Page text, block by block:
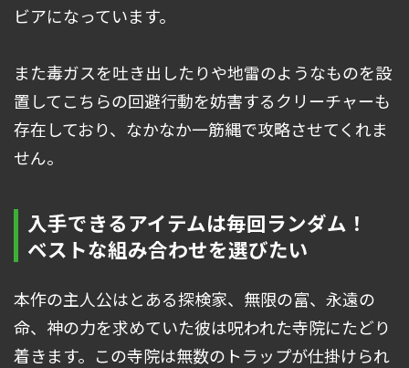
ビアになっています。
また毒ガスを吐き出したりや地雷のようなものを設
置してこちらの回避行動を妨害するクリーチャーも
存在しており、なかなか一筋縄で攻略させてくれま
せん。
入手できるアイテムは毎回ランダム！
ベストな組み合わせを選びたい
本作の主人公はとある探検家、無限の富、永遠の
命、神の力を求めていた彼は呪われた寺院にたどり
着きます。この寺院は無数のトラップが仕掛けられ